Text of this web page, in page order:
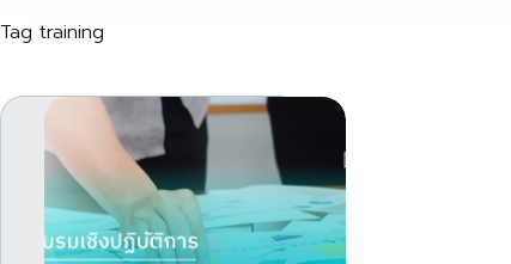
Tag training